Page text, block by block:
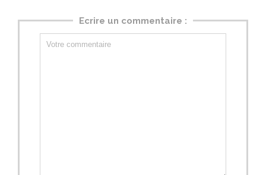
Ecrire un commentaire :